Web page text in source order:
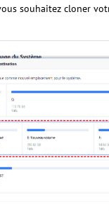
souhaitez cloner